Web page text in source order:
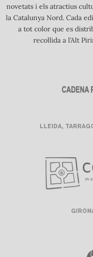
novetats i els atractius
la Catalunya Nord. Cada
a tot color que es
recollida a l’Alt
LLEIDA,